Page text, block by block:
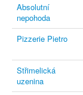
Absolutní
nepohoda
Pizzerie Pietro
Střimelická
uzenina